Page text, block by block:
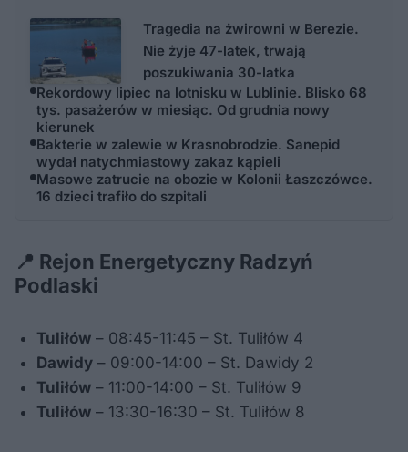
Tragedia na żwirowni w Berezie.
Nie żyje 47-latek, trwają
poszukiwania 30-latka
Rekordowy lipiec na lotnisku w Lublinie. Blisko 68
tys. pasażerów w miesiąc. Od grudnia nowy
kierunek
Bakterie w zalewie w Krasnobrodzie. Sanepid
wydał natychmiastowy zakaz kąpieli
Masowe zatrucie na obozie w Kolonii Łaszczówce.
16 dzieci trafiło do szpitali
📍 Rejon Energetyczny Radzyń
Podlaski
Tuliłów – 08:45-11:45 – St. Tuliłów 4
Dawidy – 09:00-14:00 – St. Dawidy 2
Tuliłów – 11:00-14:00 – St. Tuliłów 9
Tuliłów – 13:30-16:30 – St. Tuliłów 8